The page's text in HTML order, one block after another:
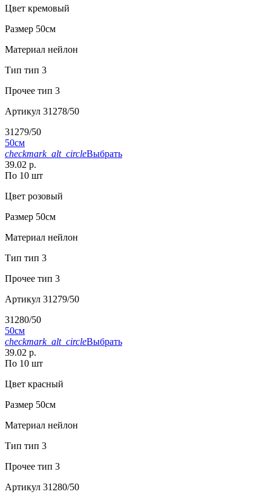
Цвет кремовый
Размер 50см
Материал нейлон
Тип тип 3
Прочее тип 3
Артикул 31278/50
31279/50
50см
checkmark_alt_circleВыбрать
39.02 р.
По 10 шт
Цвет розовый
Размер 50см
Материал нейлон
Тип тип 3
Прочее тип 3
Артикул 31279/50
31280/50
50см
checkmark_alt_circleВыбрать
39.02 р.
По 10 шт
Цвет красный
Размер 50см
Материал нейлон
Тип тип 3
Прочее тип 3
Артикул 31280/50